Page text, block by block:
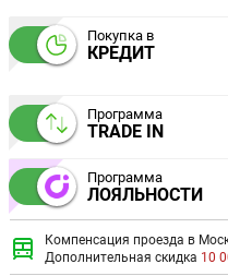
Покупка в
КРЕДИТ
Программа
TRADE IN
Программа
ЛОЯЛЬНОСТИ
Компенсация проезда в
Дополнительная скидка 10